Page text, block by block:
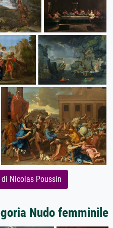
Nicolas Poussin
Nudo femminile